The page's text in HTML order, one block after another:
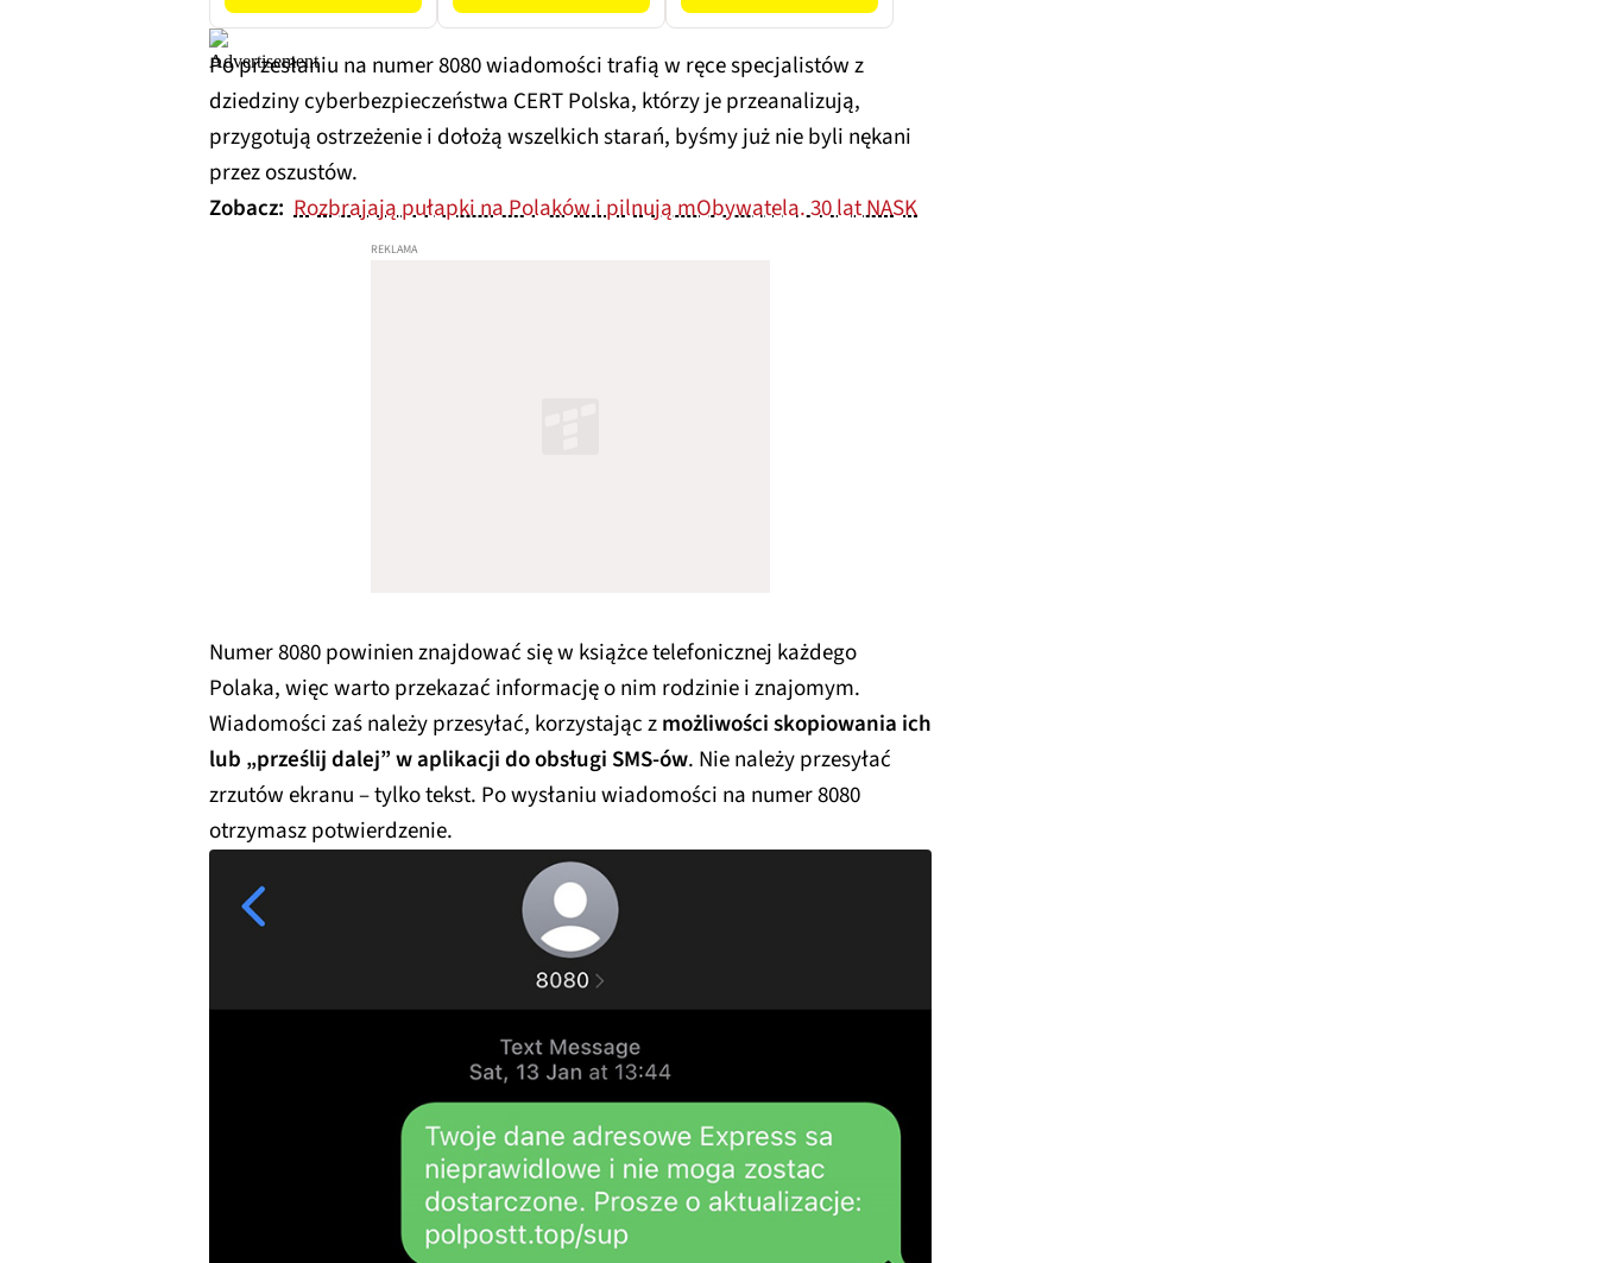
Po przesłaniu na numer 8080 wiadomości trafią w ręce specjalistów z
dziedziny cyberbezpieczeństwa CERT Polska, którzy je przeanalizują,
przygotują ostrzeżenie i dołożą wszelkich starań, byśmy już nie byli nękani
przez oszustów.
Zobacz: Rozbrajają pułapki na Polaków i pilnują mObywatela. 30 lat NASK
Numer 8080 powinien znajdować się w książce telefonicznej każdego
Polaka, więc warto przekazać informację o nim rodzinie i znajomym.
Wiadomości zaś należy przesyłać, korzystając zmożliwości skopiowania ich
lub „prześlij dalej” w aplikacji do obsługi SMS-ów. Nie należy przesyłać
zrzutów ekranu – tylko tekst. Po wysłaniu wiadomości na numer 8080
otrzymasz potwierdzenie.